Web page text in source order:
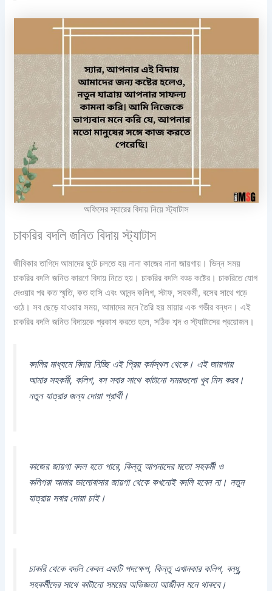
অফিসের স্যারের বিদায় নিয়ে স্ট্যাটাস
চাকরির বদলি জনিত বিদায় স্ট্যাটাস
জীবিকার তাগিদে আমাদের ছুটে চলতে হয় নানা কাজের নানা জায়গায়। ভিন্ন সময়
চাকরির বদলি জনিত কারণে বিদায় নিতে হয়। চাকরির বদলি বড্ড কষ্টের। চাকরিতে যোগ
দেওয়ার পর কত স্মৃতি, কত হাসি এবং আনন্দ কলিগ, স্টাফ, সহকর্মী, বসের সাথে গড়ে
ওঠে। সব ছেড়ে যাওয়ার সময়, আমাদের মনে তৈরি হয় মায়ার এক গভীর বন্ধন। এই
চাকরির বদলি জনিত বিদায়কে প্রকাশ করতে হলে, সঠিক শব্দ ও স্ট্যাটাসের প্রয়োজন।
বদলির মাধ্যমে বিদায় নিচ্ছি এই প্রিয় কর্মস্থল থেকে। এই জায়গায়
আমার সহকর্মী, কলিগ, বস সবার সাথে কাটানো সময়গুলো খুব মিস করব।
নতুন যাত্রার জন্য দোয়া প্রার্থী।
কাজের জায়গা বদল হতে পারে, কিন্তু আপনাদের মতো সহকর্মী ও
কলিগরা আমার ভালোবাসার জায়গা থেকে কখনোই বদলি হবেন না। নতুন
যাত্রায় সবার দোয়া চাই।
চাকরি থেকে বদলি কেবল একটি পদক্ষেপ, কিন্তু এখানকার কলিগ, বন্ধু,
সহকর্মীদের সাথে কাটানো সময়ের অভিজ্ঞতা আজীবন মনে থাকবে।